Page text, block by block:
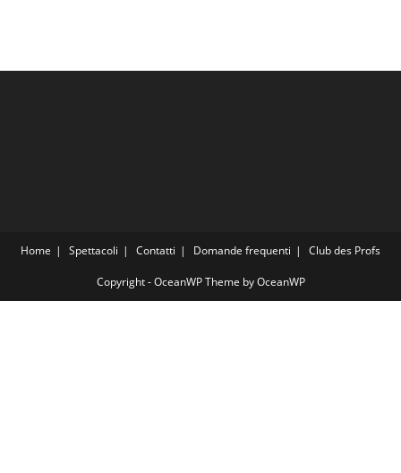
Home Spettacoli Contatti Domande frequenti Club des Profs
Copyright - OceanWP Theme by OceanWP